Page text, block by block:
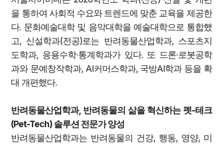
을 통하여 사회적 수요와 트렌드에 맞춘 교육을 제공한
다. 문화예술대학 및 음악대학을 예술대학으로 통합했
고, 신설학과(전공)로는 반려동물산업학과, 스포츠지
도학과, 응용수학·통계학과가 있다. 또 드론·로봇공학
과와 문예창작학과, AI커머스학과, 국방AI학과 등을 확
대 개편했다.
반려동물산업학과, 반려동물의 삶을 혁신하는 펫-테크
(Pet-Tech) 솔루션 전문가 양성
반려동물산업학과는 반려동물의 건강, 행동, 영양, 미